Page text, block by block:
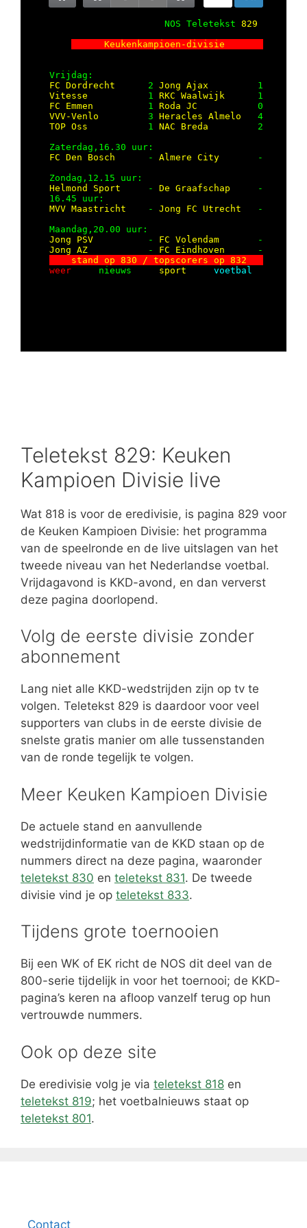
Teletekst 829: Keuken
Kampioen Divisie live
Wat 818 is voor de eredivisie, is pagina 829 voor
de Keuken Kampioen Divisie: het programma
van de speelronde en de live uitslagen van het
tweede niveau van het Nederlandse voetbal.
Vrijdagavond is KKD-avond, en dan ververst
deze pagina doorlopend.
Volg de eerste divisie zonder
abonnement
Lang niet alle KKD-wedstrijden zijn op tv te
volgen. Teletekst 829 is daardoor voor veel
supporters van clubs in de eerste divisie de
snelste gratis manier om alle tussenstanden
van de ronde tegelijk te volgen.
Meer Keuken Kampioen Divisie
De actuele stand en aanvullende
wedstrijdinformatie van de KKD staan op de
nummers direct na deze pagina, waaronder
teletekst 830 en teletekst 831. De tweede
divisie vind je op teletekst 833.
Tijdens grote toernooien
Bij een WK of EK richt de NOS dit deel van de
800-serie tijdelijk in voor het toernooi; de KKD-
pagina’s keren na afloop vanzelf terug op hun
vertrouwde nummers.
Ook op deze site
De eredivisie volg je via teletekst 818 en
teletekst 819; het voetbalnieuws staat op
teletekst 801.
Contact